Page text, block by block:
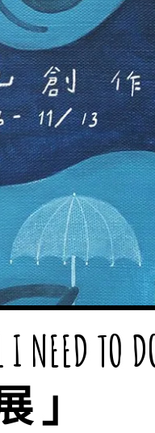
TO DO
」